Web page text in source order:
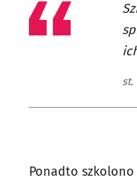
st.
Ponadto